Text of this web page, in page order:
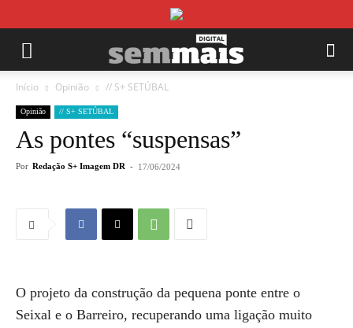
Início Opinião // S+ SETÚBAL
Opinião // S+ SETÚBAL
As pontes “suspensas”
Por Redação S+ Imagem DR - 17/06/2024
O projeto da construção da pequena ponte entre o
Seixal e o Barreiro, recuperando uma ligação muito